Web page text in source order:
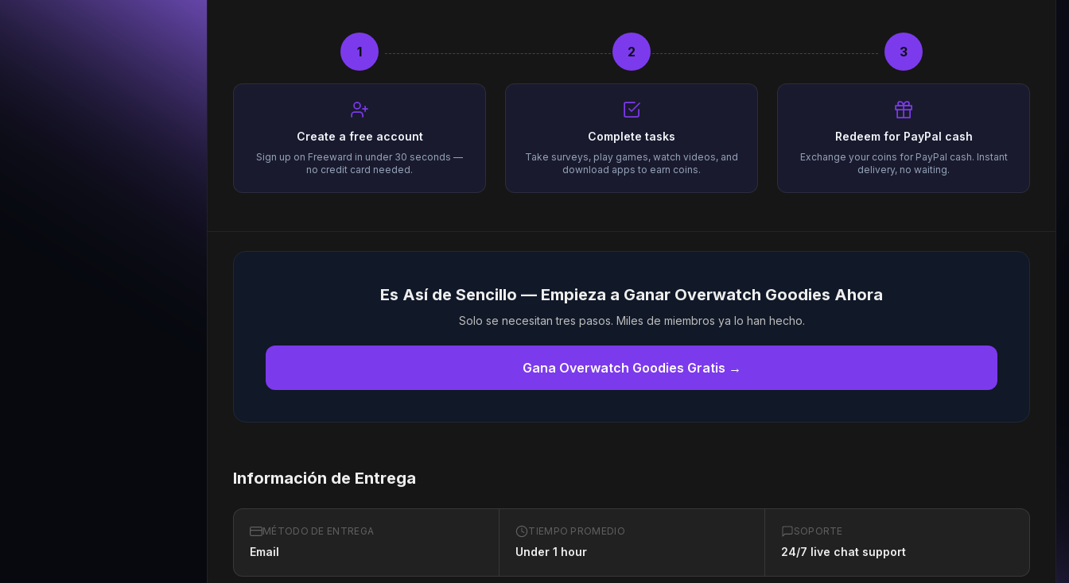
1
Create a free account
Sign up on Freeward in under 30 seconds —
no credit card needed.
2
Complete tasks
Take surveys, play games, watch videos, and
download apps to earn coins.
3
Redeem for PayPal cash
Exchange your coins for PayPal cash. Instant
delivery, no waiting.
Es Así de Sencillo — Empieza a Ganar Overwatch Goodies Ahora
Solo se necesitan tres pasos. Miles de miembros ya lo han hecho.
Gana Overwatch Goodies Gratis →
Información de Entrega
MÉTODO DE ENTREGA
Email
TIEMPO PROMEDIO
Under 1 hour
SOPORTE
24/7 live chat support